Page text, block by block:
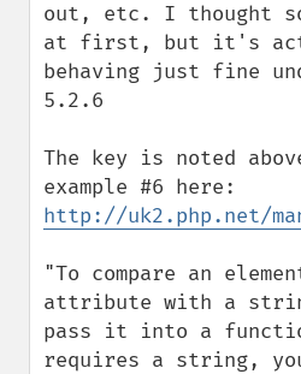
out, etc. I thought
at first, but it's
behaving just fine
5.2.6
The key is noted
http://uk2.php.net/
"To compare an
attribute with a
pass it into a
requires a string,